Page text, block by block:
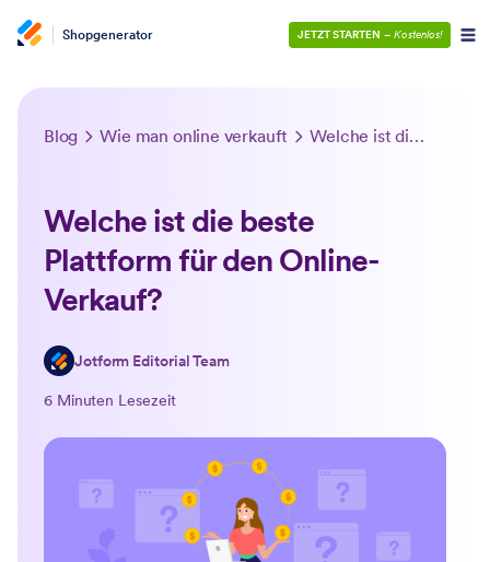
Shopgenerator JETZT STARTEN – Kostenlos!
Blog Wie man online verkauft Welche ist die beste Plattform für den Online-Verkauf?
Welche ist die beste
Plattform für den Online-
Verkauf?
Jotform Editorial Team
6 Minuten Lesezeit